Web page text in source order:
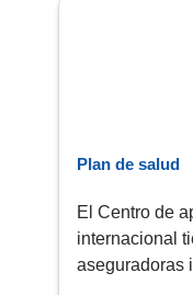
Plan de salud
El Centro de
internacional
aseguradoras